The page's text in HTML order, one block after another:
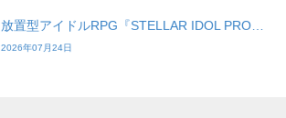
放置型アイドルRPG『STELLAR IDOL PRO…
2026年07月24日